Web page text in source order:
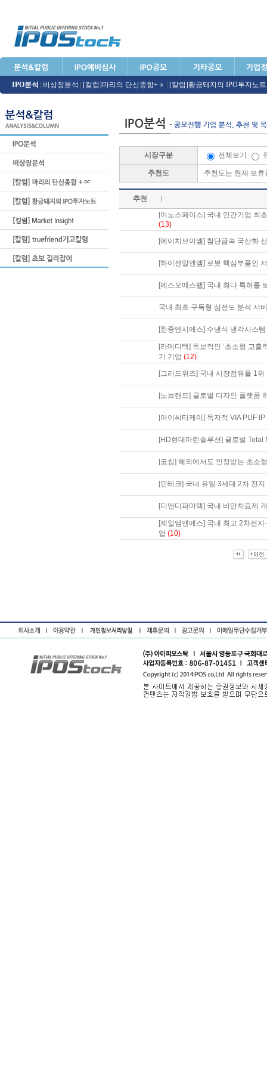
IPO분석 비상장분석 [칼럼]마리의 단신종합+∝ [칼럼]황금돼지의 IPO투자노트
시장구분 전체보기
추천도 추천도는 현재 보류
추천
[이노스페이스] 국내 민간기업 최
(13)
[에이치브이엠] 첨단금속 국산화
[하이젠알앤엠] 로봇 핵심부품인
[에스오에스랩] 국내 최다 특허를
국내 최초 구독형 심전도 분석 서
[한중엔시에스] 수냉식 냉각시스
[라메디텍] 독보적인 ‘초소형 고출
기 기업 (12)
[그리드위즈] 국내 시장점유율 1
[노브랜드] 글로벌 디자인 플랫폼
[아이씨티케이] 독자적 VIA PUF
[HD현대마린솔루션] 글로벌
[코칩] 해외에서도 인정받는 초소
[민테크] 국내 유일 3세대 2차 전
[디앤디파마텍] 국내 비만치료제
[제일엠앤에스] 국내 최고 2차전
업 (10)